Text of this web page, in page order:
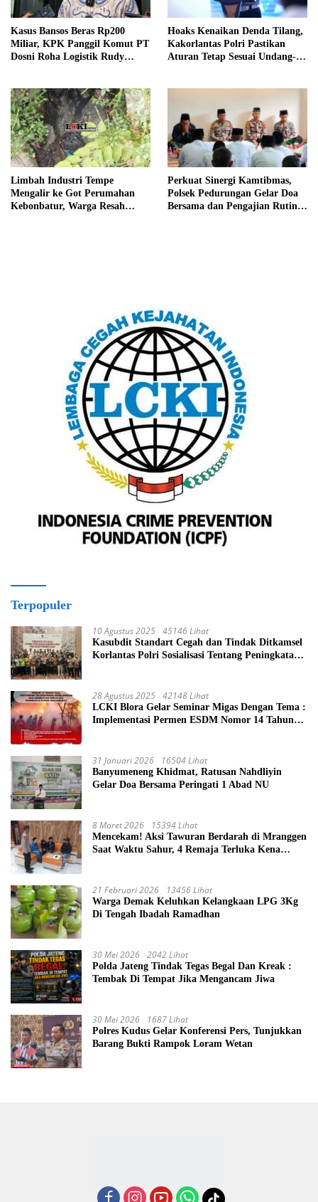
Kasus Bansos Beras Rp200
Miliar, KPK Panggil Komut PT
Dosni Roha Logistik Rudy
Hoaks Kenaikan Denda Tilang,
Kakorlantas Polri Pastikan
Aturan Tetap Sesuai Undang-
Limbah Industri Tempe
Mengalir ke Got Perumahan
Kebonbatur, Warga Resah
Perkuat Sinergi Kamtibmas,
Polsek Pedurungan Gelar Doa
Bersama dan Pengajian Rutin
Terpopuler
10 Agustus 2025 45146 Lihat
Kasubdit Standart Cegah dan Tindak Ditkamsel
Korlantas Polri Sosialisasi Tentang Peningkatan
28 Agustus 2025 42148 Lihat
LCKI Blora Gelar Seminar Migas Dengan Tema :
Implementasi Permen ESDM Nomor 14 Tahun
Masyarakat
31 Januari 2026 16504 Lihat
Banyumeneng Khidmat, Ratusan Nahdliyin
Gelar Doa Bersama Peringati 1 Abad NU
8 Maret 2026 15394 Lihat
Mencekam! Aksi Tawuran Berdarah di Mranggen
Saat Waktu Sahur, 4 Remaja Terluka Kena
21 Februari 2026 13456 Lihat
Warga Demak Keluhkan Kelangkaan LPG 3Kg
Di Tengah Ibadah Ramadhan
30 Mei 2026 2042 Lihat
Polda Jateng Tindak Tegas Begal Dan Kreak :
Tembak Di Tempat Jika Mengancam Jiwa
30 Mei 2026 1687 Lihat
Polres Kudus Gelar Konferensi Pers, Tunjukkan
Barang Bukti Rampok Loram Wetan